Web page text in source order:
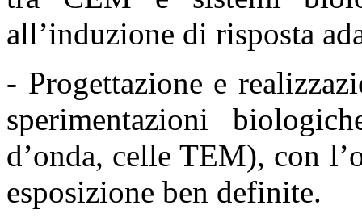
all’induzione di risposta
- Progettazione e
sperimentazioni
d’onda, celle TEM), con
esposizione ben definite.